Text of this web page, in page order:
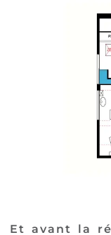
Et avant la